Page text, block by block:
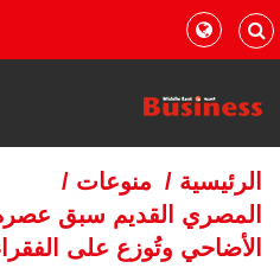
الرئيسية / منوعات /
المصري القديم سبق
الأضاحي وتُوزع على